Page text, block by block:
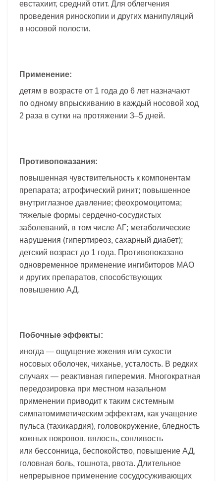
евстахиит, средний отит. Для облегчения
проведения риноскопии и других манипуляций
в носовой полости.
Применение:
детям в возрасте от 1 года до 6 лет назначают
по одному впрыскиванию в каждый носовой ход
2 раза в сутки на протяжении 3–5 дней.
Противопоказания:
повышенная чувствительность к компонентам
препарата; атрофический ринит; повышенное
внутриглазное давление; феохромоцитома;
тяжелые формы сердечно-сосудистых
заболеваний, в том числе АГ; метаболические
нарушения (гипертиреоз, сахарный диабет);
детский возраст до 1 года. Противопоказано
одновременное применение ингибиторов МАО
и других препаратов, способствующих
повышению АД.
Побочные эффекты:
иногда — ощущение жжения или сухости
носовых оболочек, чиханье, усталость. В редких
случаях — реактивная гиперемия. Многократная
передозировка при местном назальном
применении приводит к таким системным
симпатомиметическим эффектам, как учащение
пульса (тахикардия), головокружение, бледность
кожных покровов, вялость, сонливость
или бессонница, беспокойство, повышение АД,
головная боль, тошнота, рвота. Длительное
непрерывное применение сосудосуживающих